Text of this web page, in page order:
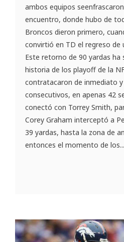
ambos equipos
encuentro, donde hubo de
Broncos dieron primero,
convirtió en TD el regreso de
Este retorno de 90 yardas ha
historia de los playoff de la
contratacaron de inmediato
consecutivos, en apenas 42
conectó con Torrey Smith,
Corey Graham interceptó a
39 yardas, hasta la zona de
entonces el momento de los...